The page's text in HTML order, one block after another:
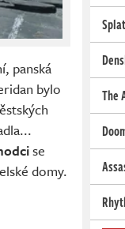
panská
bylo
se
domy.
The